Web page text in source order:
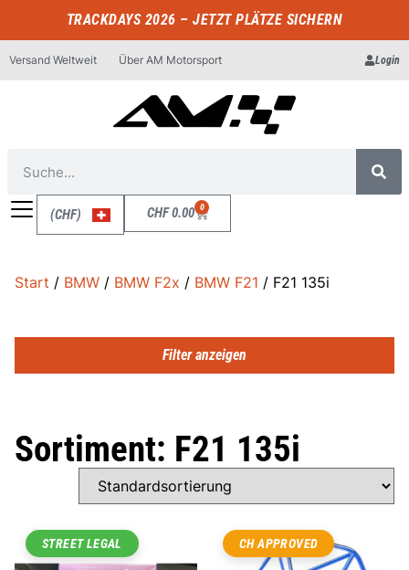
TRACKDAYS 2026 – JETZT PLÄTZE SICHERN
Versand Weltweit Über AM Motorsport Login
(CHF) CHF0.00 0
Start / BMW / BMW F2x / BMW F21 / F21 135i
Filter anzeigen
Sortiment: F21 135i
STREET LEGAL CH APPROVED